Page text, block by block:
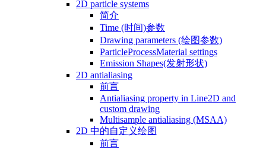
2D particle systems
简介
Time (时间)参数
Drawing parameters (绘图参数)
ParticleProcessMaterial settings
Emission Shapes(发射形状)
2D antialiasing
前言
Antialiasing property in Line2D and
custom drawing
Multisample antialiasing (MSAA)
2D 中的自定义绘图
前言